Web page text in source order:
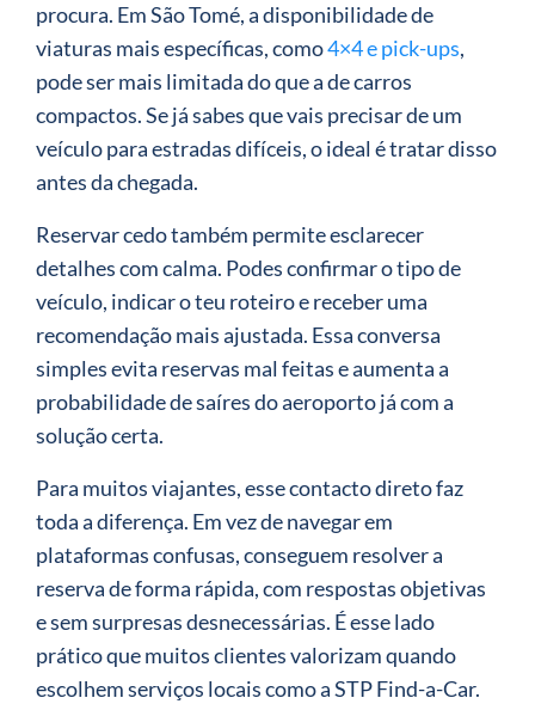
procura. Em São Tomé, a disponibilidade de
viaturas mais específicas, como4×4 e pick-ups,
pode ser mais limitada do que a de carros
compactos. Se já sabes que vais precisar de um
veículo para estradas difíceis, o ideal é tratar disso
antes da chegada.
Reservar cedo também permite esclarecer
detalhes com calma. Podes confirmar o tipo de
veículo, indicar o teu roteiro e receber uma
recomendação mais ajustada. Essa conversa
simples evita reservas mal feitas e aumenta a
probabilidade de saíres do aeroporto já com a
solução certa.
Para muitos viajantes, esse contacto direto faz
toda a diferença. Em vez de navegar em
plataformas confusas, conseguem resolver a
reserva de forma rápida, com respostas objetivas
e sem surpresas desnecessárias. É esse lado
prático que muitos clientes valorizam quando
escolhem serviços locais como a STP Find-a-Car.